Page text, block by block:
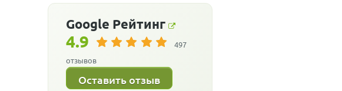
Google Рейтинг
4.9
497
отзывов
Оставить отзыв